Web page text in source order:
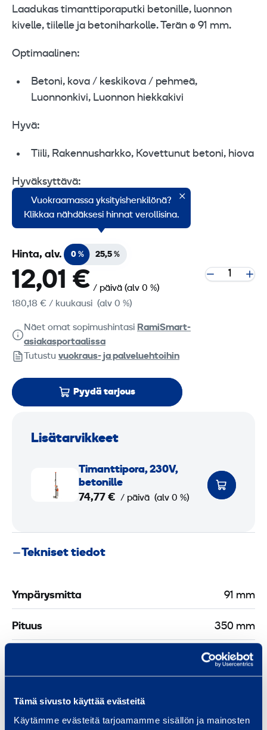
Tämä sivusto käyttää evästeitä
Käytämme evästeitä tarjoamamme sisällön ja mainosten
Laadukas timanttiporaputki betonille, luonnon
kivelle, tiilelle ja betoniharkolle. Terän ø 91 mm.
Optimaalinen:
Betoni, kova / keskikova / pehmeä,
Luonnonkivi, Luonnon hiekkakivi
Hyvä:
Tiili, Rakennusharkko, Kovettunut betoni, hiova
Hyväksyttävä:
Asfaltti
Vuokraamassa yksityishenkilönä?
Klikkaa nähdäksesi hinnat verollisina.
Hinta, alv. 0 % 25,5 %
12,01 € / päivä (alv 0 %)
180,18 € / kuukausi (alv 0 %)
Näet omat sopimushintasi RamiSmart-
asiakasportaalissa
Tutustu vuokraus- ja palveluehtoihin
Pyydä tarjous
Lisätarvikkeet
p
o
r
a
2
0
V
Timanttipora, 230V,
betoni­lle
74,77 € / päivä (alv 0 %)
Tekniset tiedot
Ympärysmitta 91 mm
Pituus 350 mm
2 kg
Turvallisuus